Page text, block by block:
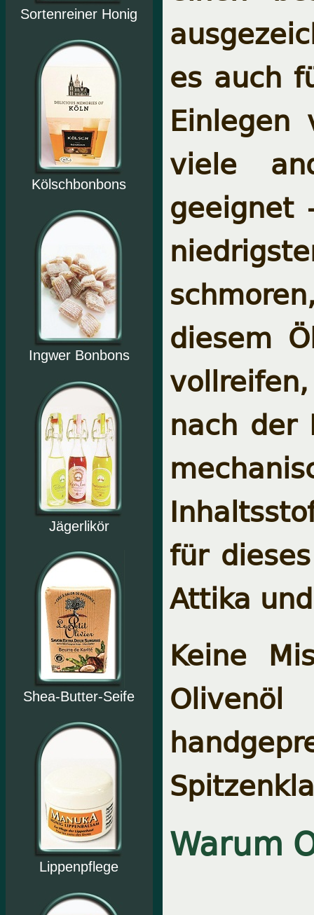
Sortenreiner Honig
Kölschbonbons
Ingwer Bonbons
Jägerlikör
Shea-Butter-Seife
Lippenpflege
es auch
Einlegen
viele
diesem
nach der
für
Attika
Keine
Warum